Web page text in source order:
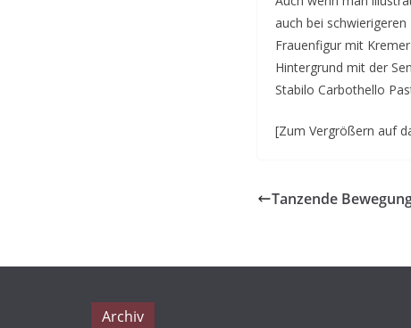
auch bei
Frauenfigur mit
Hintergrund mit der
Stabilo Carbothello
[Zum Vergrößern auf
Tanzende
Archiv